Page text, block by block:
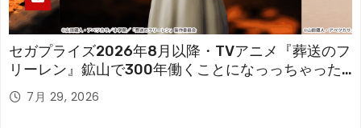
セガプライズ2026年8月以降・TVアニメ『葬送のフ
リーレン』鉱山で300年働くことになっっちゃった
「フリーレン」を立体化！
7月 29, 2026